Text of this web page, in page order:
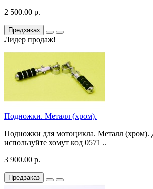
2 500.00 р.
Предзаказ
Лидер продаж!
Подножки. Металл (хром).
Подножки для мотоцикла. Металл (хром).
используйте хомут код 0571 ..
3 900.00 р.
Предзаказ